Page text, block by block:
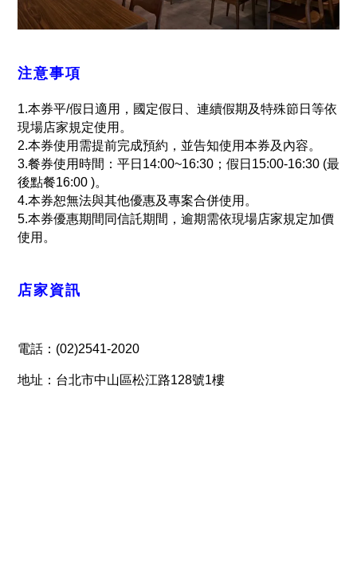
注意事項
1.本券平/假日適用，國定假日、連續假期及特殊節日等依
現場店家規定使用。
2.本券使用需提前完成預約，並告知使用本券及內容。
3.餐券使用時間：平日14:00~16:30；假日15:00-16:30 (最
後點餐16:00 )。
4.本券恕無法與其他優惠及專案合併使用。
5.本券優惠期間同信託期間，逾期需依現場店家規定加價
使用。
店家資訊
電話：(02)2541-2020
地址：台北市中山區松江路128號1樓